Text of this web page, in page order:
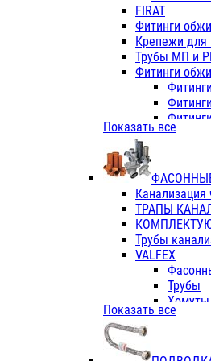
VALFEX
Трубы
Трубы
Трубы
Трубы
Трубы
ПК КОНТУР
Краны
Трубы
FIRAT
Фитинги
Крепежи для
Трубы МП и
Фитинги
TK
VALFEX
Показать все
Канализация
ТРАПЫ
Трубы
VALFEX
Трубы
Хомуты
ПВХ
Показать все